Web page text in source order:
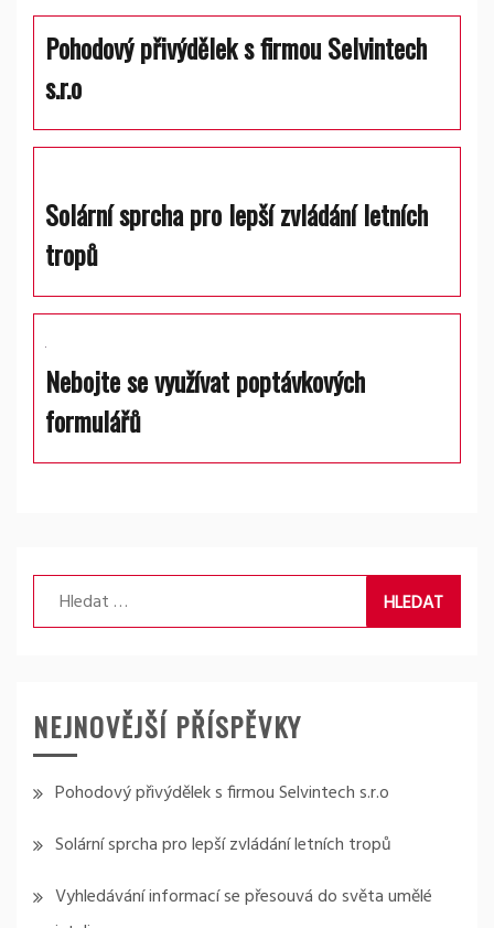
Pohodový přivýdělek s firmou Selvintech
s.r.o
Solární sprcha pro lepší zvládání letních
tropů
Nebojte se využívat poptávkových
formulářů
Vyhledávání
NEJNOVĚJŠÍ PŘÍSPĚVKY
Pohodový přivýdělek s firmou Selvintech s.r.o
Solární sprcha pro lepší zvládání letních tropů
Vyhledávání informací se přesouvá do světa umělé